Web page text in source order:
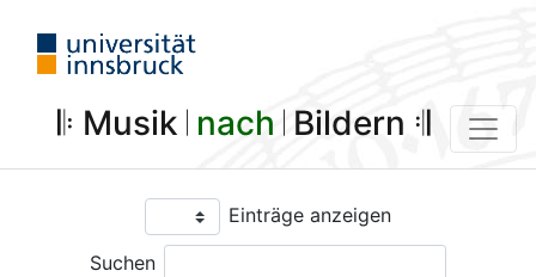
𝄆 Musik 𝄀 nach 𝄀 Bildern 𝄇
Einträge anzeigen
Suchen